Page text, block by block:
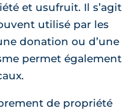
et usufruit. Il s’agit
utilisé par les
donation ou d’une
permet également
de propriété